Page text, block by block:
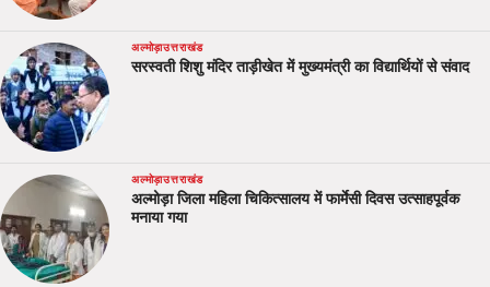
अल्मोड़ाउत्तराखंड
सरस्वती शिशु मंदिर ताड़ीखेत में मुख्यमंत्री का विद्यार्थियों से संवाद
अल्मोड़ाउत्तराखंड
अल्मोड़ा जिला महिला चिकित्सालय में फार्मेसी दिवस उत्साहपूर्वक
मनाया गया